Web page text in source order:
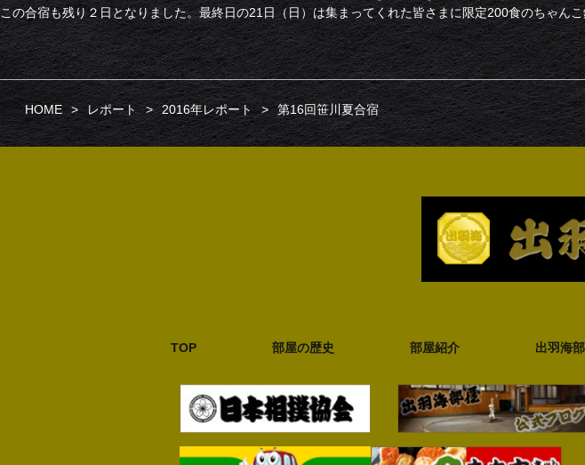
この合宿も残り２日となりました。最終日の21日（日）は集まってくれた皆さまに限定200食のちゃん
HOME レポート 2016年レポート 第16回笹川夏合宿
TOP 部屋の歴史 部屋紹介 出羽海